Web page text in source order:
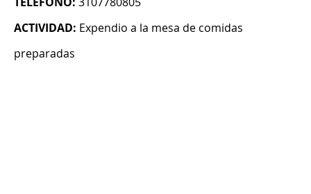
ACTIVIDAD: Expendio a la mesa de comidas
preparadas